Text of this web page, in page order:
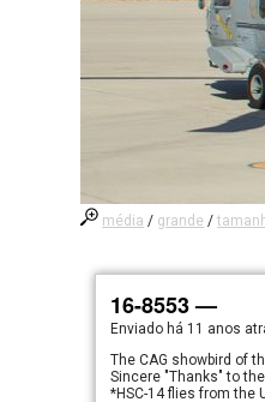
média / grande /
16-8553 —
Enviado há 11 anos
The CAG showbird of
Sincere "Thanks" to
*HSC-14 flies from the